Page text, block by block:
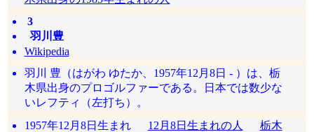
3
羽川豊
Wikipedia
羽川 豊（はがわ ゆたか、1957年12月8日 - ）は、栃
木県出身のプロゴルファーである。日本では数少な
いレフティ（左打ち）。
1957年12月8日生まれ 12月8日生まれの人
栃木